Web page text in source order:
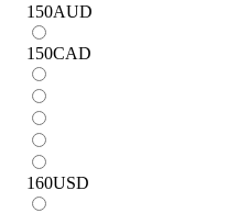
150AUD
150CAD
160USD